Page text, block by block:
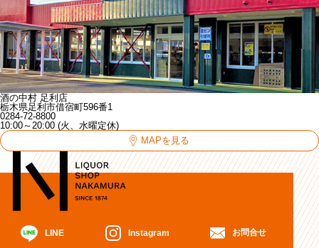
酒の中村 足利店
栃木県足利市借宿町596番1
0284-72-8800
10:00～20:00 (火、水曜定休)
MAPを見る
LINE Instagram お問合せ